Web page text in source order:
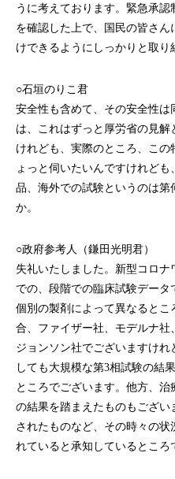
うに考えております。緊急承
を確認した上で、国民の皆さ
けできるようにしっかりと取り
○石垣のりこ君
安全性も含めて、その安全性
は、これはずっと厚労省の見
けれども、実際のところ、こ
ょっと伺いたいんですけれど
品、海外での試験というのは第
か。
○政府参考人（鎌田光明君）
失礼いたしました。新型コロ
での、段階での臨床試験デー
個別の製剤によって異なると
合、ファイザー社、モデルナ社
ジョンソン社でございますけれ
しても大規模な第3相試験の結
ところでございます。他方、
の結果を踏まえたものもござ
されたものなど、その時々の状
れていると承知しているところ